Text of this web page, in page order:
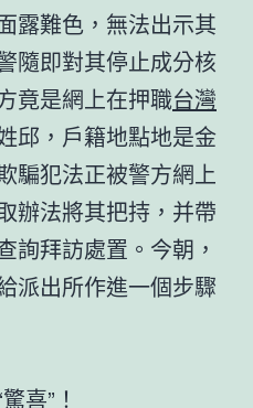
露難色，無法出示其
隨即對其停止成分核
竟是網上在押職台灣
邱，戶籍地點地是金
騙犯法正被警方網上
辦法將其把持，并帶
詢拜訪處置。今朝，
派出所作進一個步驟
喜”！